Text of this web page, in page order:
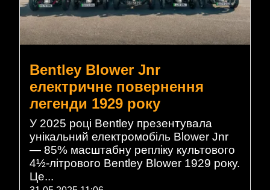
Bentley Blower Jnr
електричне повернення
легенди 1929 року
У 2025 році Bentley презентувала
унікальний електромобіль Blower Jnr
— 85% масштабну репліку культового
4½-літрового Bentley Blower 1929 року.
Це...